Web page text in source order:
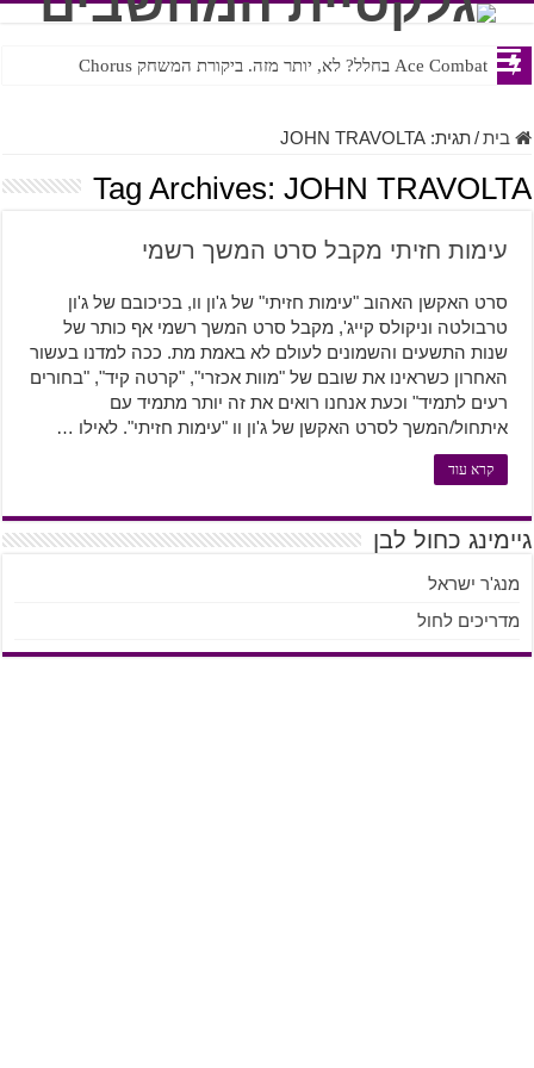
Ace Combat בחלל? לא, יותר מזה. ביקורת המשחק Chorus
Steven Universe והשירים שתורגמו בצורה נוראית לעברית
בית/תגית:JOHN TRAVOLTA
Tag Archives: JOHN TRAVOLTA
עימות חזיתי מקבל סרט המשך רשמי
סרט האקשן האהוב "עימות חזיתי" של ג'ון וו, בכיכובם של ג'ון
טרבולטה וניקולס קייג', מקבל סרט המשך רשמי אף כותר של
שנות התשעים והשמונים לעולם לא באמת מת. ככה למדנו בעשור
האחרון כשראינו את שובם של "מוות אכזרי", "קרטה קיד", "בחורים
רעים לתמיד" וכעת אנחנו רואים את זה יותר מתמיד עם
איתחול/המשך לסרט האקשן של ג'ון וו "עימות חזיתי". לאילו …
קרא עוד
גיימינג כחול לבן
מנג'ר ישראל
מדריכים לחול